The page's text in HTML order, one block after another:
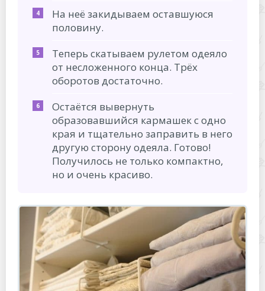
На неё закидываем оставшуюся
половину.
Теперь скатываем рулетом одеяло
от несложенного конца. Трёх
оборотов достаточно.
Остаётся вывернуть
образовавшийся кармашек с одно
края и тщательно заправить в него
другую сторону одеяла. Готово!
Получилось не только компактно,
но и очень красиво.